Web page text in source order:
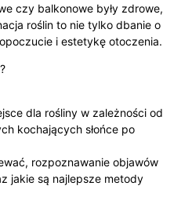
czy balkonowe były zdrowe,
roślin to nie tylko dbanie o
i estetykę otoczenia.
dla rośliny w zależności od
kochających słońce po
rozpoznawanie objawów
jakie są najlepsze metody